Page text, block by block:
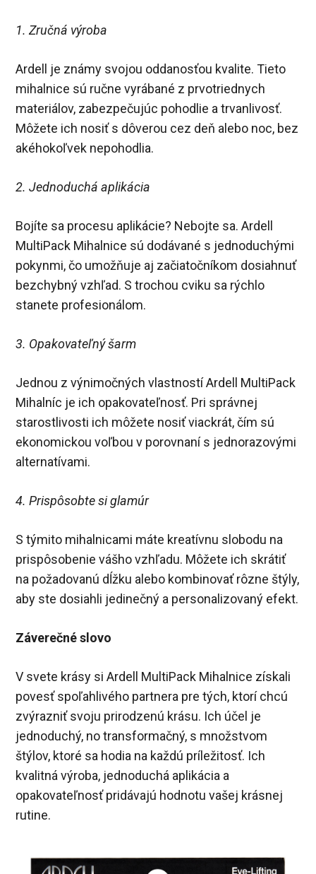
1. Zručná výroba
Ardell je známy svojou oddanosťou kvalite. Tieto
mihalnice sú ručne vyrábané z prvotriednych
materiálov, zabezpečujúc pohodlie a trvanlivosť.
Môžete ich nosiť s dôverou cez deň alebo noc, bez
akéhokoľvek nepohodlia.
2. Jednoduchá aplikácia
Bojíte sa procesu aplikácie? Nebojte sa. Ardell
MultiPack Mihalnice sú dodávané s jednoduchými
pokynmi, čo umožňuje aj začiatočníkom dosiahnuť
bezchybný vzhľad. S trochou cviku sa rýchlo
stanete profesionálom.
3. Opakovateľný šarm
Jednou z výnimočných vlastností Ardell MultiPack
Mihalníc je ich opakovateľnosť. Pri správnej
starostlivosti ich môžete nosiť viackrát, čím sú
ekonomickou voľbou v porovnaní s jednorazovými
alternatívami.
4. Prispôsobte si glamúr
S týmito mihalnicami máte kreatívnu slobodu na
prispôsobenie vášho vzhľadu. Môžete ich skrátiť
na požadovanú dĺžku alebo kombinovať rôzne štýly,
aby ste dosiahli jedinečný a personalizovaný efekt.
Záverečné slovo
V svete krásy si Ardell MultiPack Mihalnice získali
povesť spoľahlivého partnera pre tých, ktorí chcú
zvýrazniť svoju prirodzenú krásu. Ich účel je
jednoduchý, no transformačný, s množstvom
štýlov, ktoré sa hodia na každú príležitosť. Ich
kvalitná výroba, jednoduchá aplikácia a
opakovateľnosť pridávajú hodnotu vašej krásnej
rutine.